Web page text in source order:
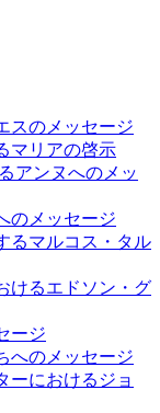
スのメッセージ
マリアの啓示
アンヌへのメッ
のメッセージ
るマルコス・タル
けるエドソン・グ
ージ
へのメッセージ
ーにおけるジョ